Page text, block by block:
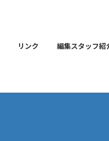
リンク 編集スタッフ紹